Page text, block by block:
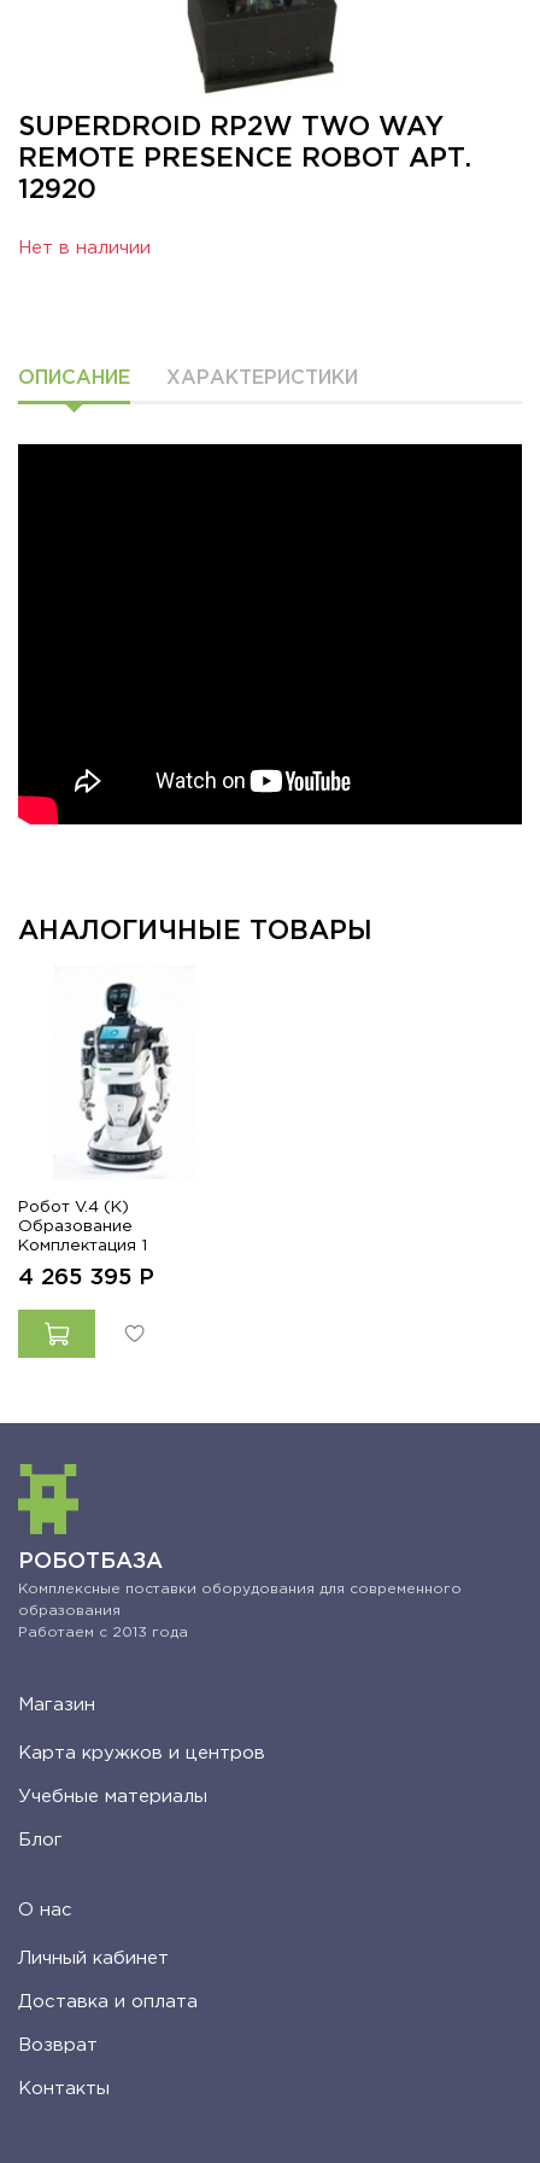
SUPERDROID RP2W TWO WAY
REMOTE PRESENCE ROBOT АРТ.
12920
Нет в наличии
ОПИСАНИЕ ХАРАКТЕРИСТИКИ
АНАЛОГИЧНЫЕ ТОВАРЫ
Робот V.4 (К)
Образование
Комплектация 1
4 265 395 Р
РОБОТБАЗА
Комплексные поставки оборудования для современного
образования
Работаем с 2013 года
Магазин
Карта кружков и центров
Учебные материалы
Блог
О нас
Личный кабинет
Доставка и оплата
Возврат
Контакты